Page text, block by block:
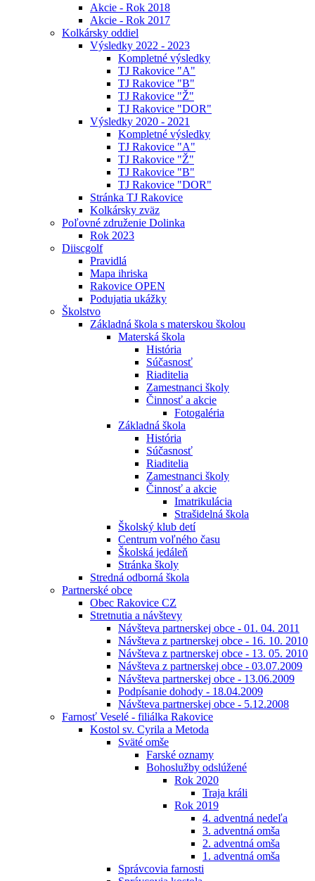
Akcie - Rok 2018
Akcie - Rok 2017
Kolkársky oddiel
Výsledky 2022 - 2023
Kompletné výsledky
TJ Rakovice "A"
TJ Rakovice "B"
TJ Rakovice "Ž"
TJ Rakovice "DOR"
Výsledky 2020 - 2021
Kompletné výsledky
TJ Rakovice "A"
TJ Rakovice "Ž"
TJ Rakovice "B"
TJ Rakovice "DOR"
Stránka TJ Rakovice
Kolkársky zväz
Poľovné združenie Dolinka
Rok 2023
Diiscgolf
Pravidlá
Mapa ihriska
Rakovice OPEN
Podujatia ukážky
Školstvo
Základná škola s materskou školou
Materská škola
História
Súčasnosť
Riaditelia
Zamestnanci školy
Činnosť a akcie
Fotogaléria
Základná škola
História
Súčasnosť
Riaditelia
Zamestnanci školy
Činnosť a akcie
Imatrikulácia
Strašidelná škola
Školský klub detí
Centrum voľného času
Školská jedáleň
Stránka školy
Stredná odborná škola
Partnerské obce
Obec Rakovice CZ
Stretnutia a návštevy
Návšteva partnerskej obce - 01. 04. 2011
Návšteva z partnerskej obce - 16. 10. 2010
Návšteva z partnerskej obce - 13. 05. 2010
Návšteva z partnerskej obce - 03.07.2009
Návšteva partnerskej obce - 13.06.2009
Podpísanie dohody - 18.04.2009
Návšteva partnerskej obce - 5.12.2008
Farnosť Veselé - filiálka Rakovice
Kostol sv. Cyrila a Metoda
Sväté omše
Farské oznamy
Bohoslužby odslúžené
Rok 2020
Traja králi
Rok 2019
4. adventná nedeľa
3. adventná omša
2. adventná omša
1. adventná omša
Správcovia farnosti